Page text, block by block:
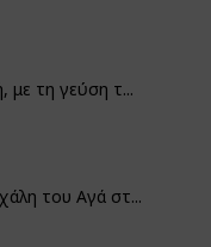
με τη γεύση τ...
του Αγά στ...